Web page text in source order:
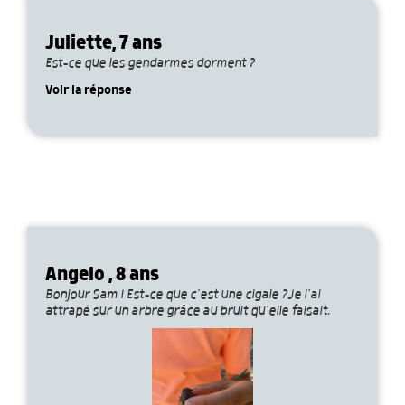
Juliette, 7 ans
Est-ce que les gendarmes dorment ?
Voir la réponse
Angelo , 8 ans
Bonjour Sam ! Est-ce que c’est une cigale ?Je l’ai
attrapé sur un arbre grâce au bruit qu’elle faisait.